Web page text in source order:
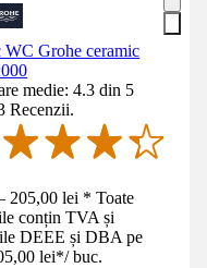
WC Grohe ceramic
medie: 4.3 din 5
Recenzii.
205,00 lei * Toate
conțin TVA și
DEEE și DBA pe
lei*/ buc.